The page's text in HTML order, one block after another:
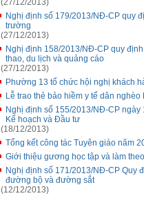
(27/12/2013)
Nghị định số 179/2013/NĐ-CP quy
trường
(27/12/2013)
Nghị định 158/2013/NĐ-CP quy
thao, du lịch và quảng cáo
(27/12/2013)
Phường 13 tổ chức hội nghị khách
Lễ trao thẻ bảo hiềm y tế dân
Nghị định số 155/2013/NĐ-CP
Kế hoạch và Đầu tư
(18/12/2013)
Tổng kết công tác Tuyên giáo năm
Giới thiệu gương học tập và làm
Nghị định số 171/2013/NĐ-CP Quy
đường bộ và đường sắt
(12/12/2013)